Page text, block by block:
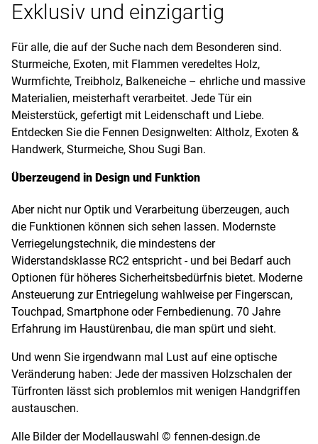
Exklusiv und einzigartig
Für alle, die auf der Suche nach dem Besonderen sind.
Sturmeiche, Exoten, mit Flammen veredeltes Holz,
Wurmfichte, Treibholz, Balkeneiche – ehrliche und massive
Materialien, meisterhaft verarbeitet. Jede Tür ein
Meisterstück, gefertigt mit Leidenschaft und Liebe.
Entdecken Sie die Fennen Designwelten: Altholz, Exoten &
Handwerk, Sturmeiche, Shou Sugi Ban.
Überzeugend in Design und Funktion
Aber nicht nur Optik und Verarbeitung überzeugen, auch
die Funktionen können sich sehen lassen. Modernste
Verriegelungstechnik, die mindestens der
Widerstandsklasse RC2 entspricht - und bei Bedarf auch
Optionen für höheres Sicherheitsbedürfnis bietet. Moderne
Ansteuerung zur Entriegelung wahlweise per Fingerscan,
Touchpad, Smartphone oder Fernbedienung. 70 Jahre
Erfahrung im Haustürenbau, die man spürt und sieht.
Und wenn Sie irgendwann mal Lust auf eine optische
Veränderung haben: Jede der massiven Holzschalen der
Türfronten lässt sich problemlos mit wenigen Handgriffen
austauschen.
Alle Bilder der Modellauswahl © fennen-design.de